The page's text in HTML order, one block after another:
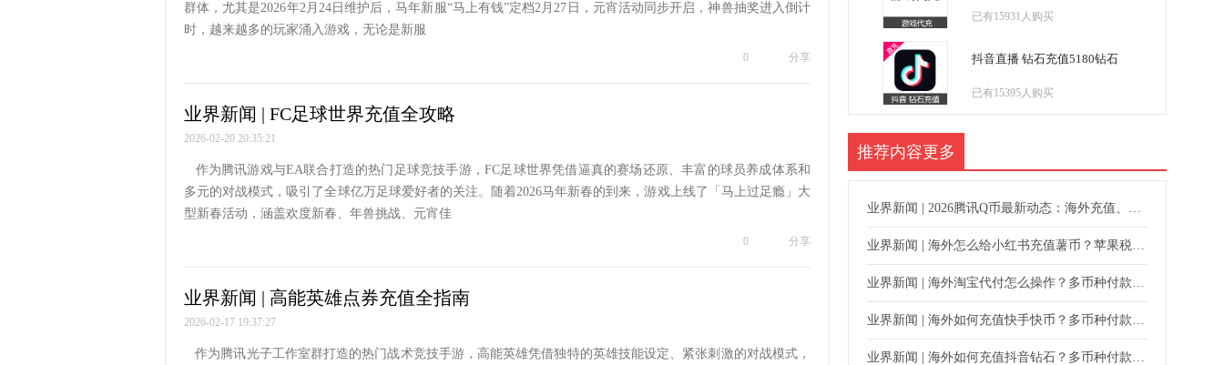
群体，尤其是2026年2月24日维护后，马年新服“马上有钱”定档2月27日，元宵活动同步开启，神兽抽奖进入倒计
时，越来越多的玩家涌入游戏，无论是新服
0 分享
业界新闻 | FC足球世界充值全攻略
2026-02-20 20:35:21
作为腾讯游戏与EA联合打造的热门足球竞技手游，FC足球世界凭借逼真的赛场还原、丰富的球员养成体系和
多元的对战模式，吸引了全球亿万足球爱好者的关注。随着2026马年新春的到来，游戏上线了「马上过足瘾」大
型新春活动，涵盖欢度新春、年兽挑战、元宵佳
0 分享
业界新闻 | 高能英雄点券充值全指南
2026-02-17 19:37:27
作为腾讯光子工作室群打造的热门战术竞技手游，高能英雄凭借独特的英雄技能设定、紧张刺激的对战模式，
已有15931人购买
抖音直播 钻石充值5180钻石
已有15395人购买
推荐内容更多
业界新闻 | 2026腾讯Q币最新动态：海外充值、使用范围与安全指南
业界新闻 | 海外怎么给小红书充值薯币？苹果税、网页版通道与代充方式对比
业界新闻 | 海外淘宝代付怎么操作？多币种付款与安全代购指南
业界新闻 | 海外如何充值快手快币？多币种付款与快手号直充指南
业界新闻 | 海外如何充值抖音钻石？多币种付款与账号直充指南